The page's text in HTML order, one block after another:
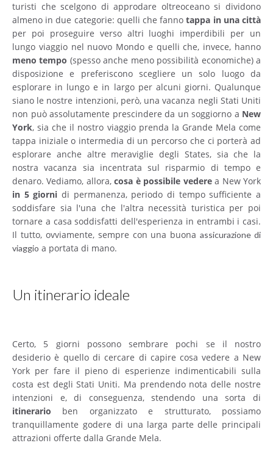
turisti che scelgono di approdare oltreoceano si dividono
almeno in due categorie: quelli che fannotappa in una città
per poi proseguire verso altri luoghi imperdibili per un
lungo viaggio nel nuovo Mondo e quelli che, invece, hanno
meno tempo (spesso anche meno possibilità economiche) a
disposizione e preferiscono scegliere un solo luogo da
esplorare in lungo e in largo per alcuni giorni. Qualunque
siano le nostre intenzioni, però, una vacanza negli Stati Uniti
non può assolutamente prescindere da un soggiorno a New
York, sia che il nostro viaggio prenda la Grande Mela come
tappa iniziale o intermedia di un percorso che ci porterà ad
esplorare anche altre meraviglie degli States, sia che la
nostra vacanza sia incentrata sul risparmio di tempo e
denaro. Vediamo, allora,cosa è possibile vederea New York
in 5 giorni di permanenza, periodo di tempo sufficiente a
soddisfare sia l'una che l'altra necessità turistica per poi
tornare a casa soddisfatti dell'esperienza in entrambi i casi.
Il tutto, ovviamente, sempre con una buonaassicurazione di
viaggio a portata di mano.
Un itinerario ideale
Certo, 5 giorni possono sembrare pochi se il nostro
desiderio è quello di cercare di capire cosa vedere a New
York per fare il pieno di esperienze indimenticabili sulla
costa est degli Stati Uniti. Ma prendendo nota delle nostre
intenzioni e, di conseguenza, stendendo una sorta di
itinerario ben organizzato e strutturato, possiamo
tranquillamente godere di una larga parte delle principali
attrazioni offerte dalla Grande Mela.